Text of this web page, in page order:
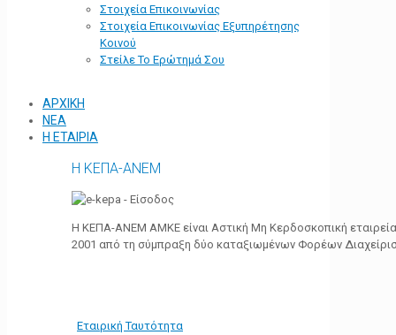
Στοιχεία Επικοινωνίας
Στοιχεία Επικοινωνίας Εξυπηρέτησης
Κοινού
Στείλε Το Ερώτημά Σου
ΑΡΧΙΚΗ
ΝΕΑ
Η ΕΤΑΙΡΙΑ
Η ΚΕΠΑ-ΑΝΕΜ
Η ΚΕΠΑ-ΑΝΕΜ ΑΜΚΕ είναι Αστική Μη Κερδοσκοπική
2001 από τη σύμπραξη δύο καταξιωμένων Φορέων
Εταιρική Ταυτότητα